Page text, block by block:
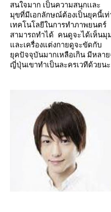
สนใจมาก เป็นความสนุกเเละ
มุขที่มีเอกลักษณ์ต้องเป็นยุคนี้เท่
เทคโนโลยีในการทำภาพยนตร์
สามารถทำได้ คนดูจะได้เห็นมุ
ละเครื่องแต่งกายดูจะขัดกับ
คปัจจุบันมากเหลือเกิน มีหลา
ญี่ปุ่นเขาทำเป็นละครเวทีด้วยนะ